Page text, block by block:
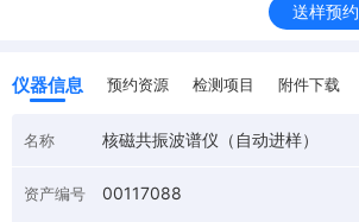
送样预约
仪器信息 预约资源 检测项目 附件下载
名称 核磁共振波谱仪（自动进样）
资产编号 00117088